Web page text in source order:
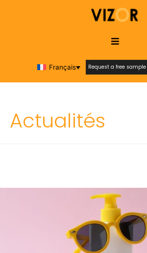
Français
Request a free sample
Request a free sample
Actualités